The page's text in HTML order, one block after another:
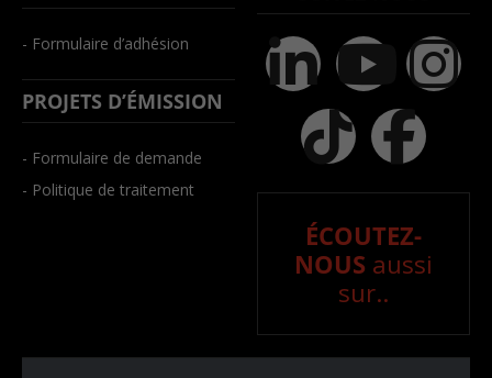
- Formulaire d’adhésion
PROJETS D’ÉMISSION
- Formulaire de demande
- Politique de traitement
ÉCOUTEZ-
NOUS aussi
sur..